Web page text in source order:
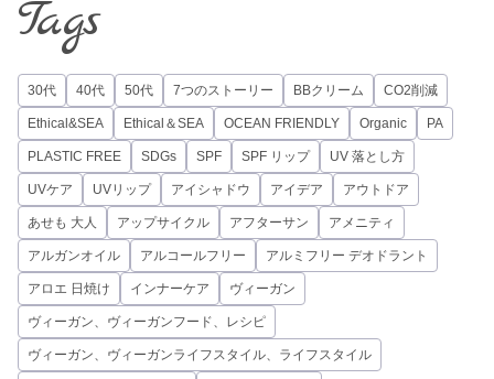
Tags
30代 40代 50代 7つのストーリー BBクリーム CO2削減
Ethical&SEA Ethical＆SEA OCEAN FRIENDLY Organic PA
PLASTIC FREE SDGs SPF SPF リップ UV 落とし方
UVケア UVリップ アイシャドウ アイデア アウトドア
あせも 大人 アップサイクル アフターサン アメニティ
アルガンオイル アルコールフリー アルミフリー デオドラント
アロエ 日焼け インナーケア ヴィーガン
ヴィーガン、ヴィーガンフード、レシピ
ヴィーガン、ヴィーガンライフスタイル、ライフスタイル